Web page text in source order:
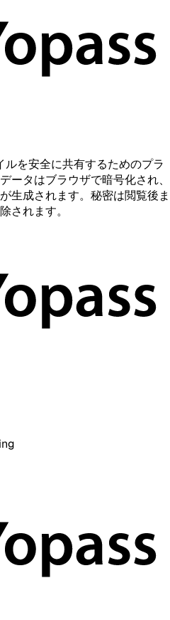
を安全に共有するためのプラ
ータはブラウザで暗号化され、
生成されます。秘密は閲覧後ま
されます。